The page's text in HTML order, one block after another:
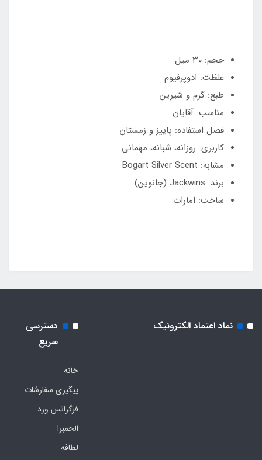
حجم: ۳۰ میل
غلظت: ادوپرفیوم
طبع: گرم و شیرین
مناسب: آقایان
فصل استفاده: پاییز و زمستان
کاربری: روزانه، شبانه، مهمانی
مشابه: Bogart Silver Scent
برند: Jackwins (جانوین)
ساخت: امارات
نماد اعتماد الکترونیک
دسترسی
سریع
خانه
پیگیری سفارشات
فرگرانس ورد
الحمبرا
لطافه